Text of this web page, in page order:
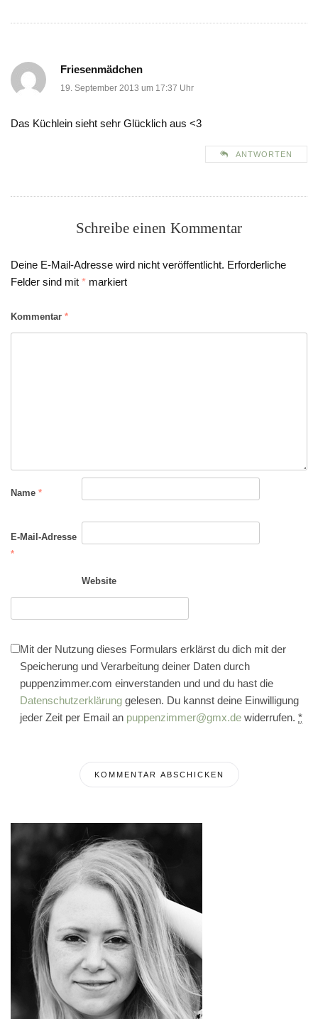
Friesenmädchen
19. September 2013 um 17:37 Uhr
Das Küchlein sieht sehr Glücklich aus <3
ANTWORTEN
Schreibe einen Kommentar
Deine E-Mail-Adresse wird nicht veröffentlicht. Erforderliche
Felder sind mit * markiert
Kommentar *
Name *
E-Mail-Adresse
*
Website
Mit der Nutzung dieses Formulars erklärst du dich mit der
Speicherung und Verarbeitung deiner Daten durch
puppenzimmer.com einverstanden und und du hast die
Datenschutzerklärung gelesen. Du kannst deine Einwilligung
jeder Zeit per Email an puppenzimmer@gmx.de widerrufen. *